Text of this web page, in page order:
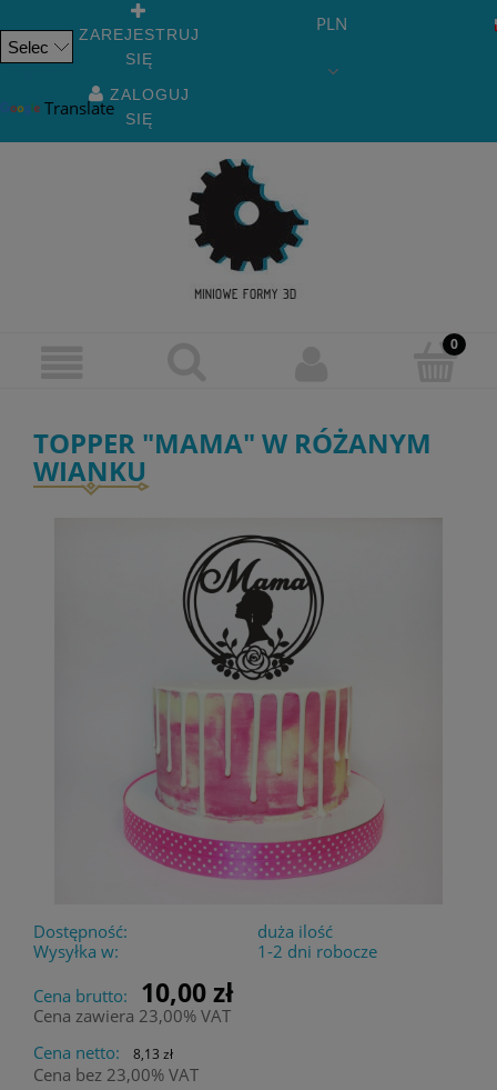
Translate
ZAREJESTRUJ
SIĘ
ZALOGUJ
SIĘ
PLN
TOPPER "MAMA" W RÓŻANYM
WIANKU
Dostępność:
duża ilość
Wysyłka w:
1-2 dni robocze
Cena brutto:
10,00 zł
Cena zawiera 23,00% VAT
Cena netto:
8,13 zł
Cena bez 23,00% VAT